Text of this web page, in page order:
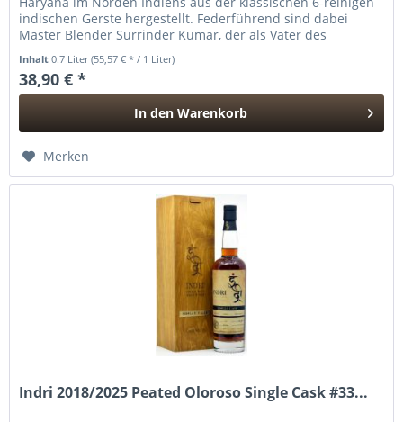
indischen Gerste hergestellt. Federführend sind dabei
Master Blender Surrinder Kumar, der als Vater des
Inhalt0.7 Liter(55,57 € * / 1 Liter)
38,90 € *
In den Warenkorb
Merken
Indri 2018/2025 Peated Oloroso Single Cask #33...